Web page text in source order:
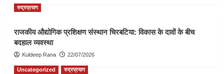
रुद्रप्रयाग
राजकीय औद्योगिक प्रशिक्षण संस्थान चिरबटिया: विकास के दावों के बीच
बदहाल व्यवस्था
Kuldeep Rana 22/07/2026
Uncategorized रुद्रप्रयाग